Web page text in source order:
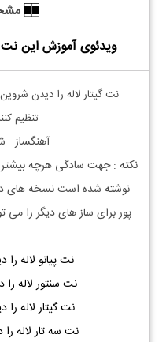
ویدئوی آموزش این
نت گیتار لاله را دیدن
تنظیم
آهنگساز :
نکته : جهت سادگی هرچه
نوشته شده است نسخه های
پوربرای ساز های دیگر را می
نت پیانو لاله
نت سنتور لاله
نت گیتار لاله
نت سه تار لاله